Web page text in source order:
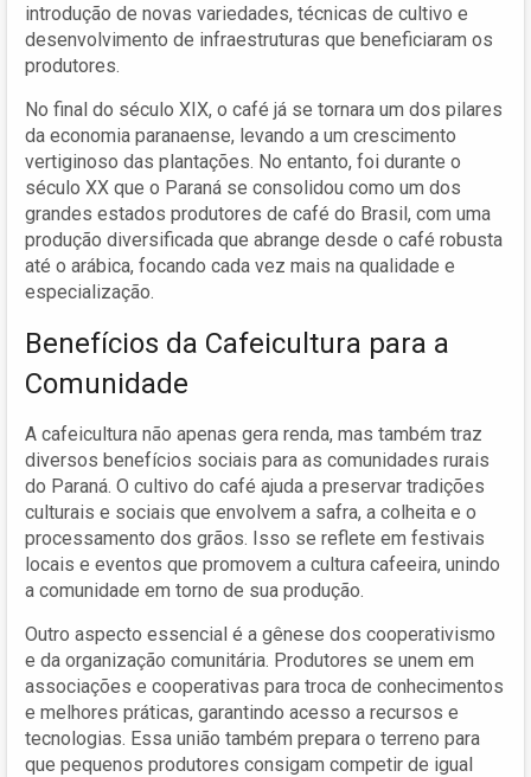
introdução de novas variedades, técnicas de cultivo e
desenvolvimento de infraestruturas que beneficiaram os
produtores.
No final do século XIX, o café já se tornara um dos pilares
da economia paranaense, levando a um crescimento
vertiginoso das plantações. No entanto, foi durante o
século XX que o Paraná se consolidou como um dos
grandes estados produtores de café do Brasil, com uma
produção diversificada que abrange desde o café robusta
até o arábica, focando cada vez mais na qualidade e
especialização.
Benefícios da Cafeicultura para a
Comunidade
A cafeicultura não apenas gera renda, mas também traz
diversos benefícios sociais para as comunidades rurais
do Paraná. O cultivo do café ajuda a preservar tradições
culturais e sociais que envolvem a safra, a colheita e o
processamento dos grãos. Isso se reflete em festivais
locais e eventos que promovem a cultura cafeeira, unindo
a comunidade em torno de sua produção.
Outro aspecto essencial é a gênese dos cooperativismo
e da organização comunitária. Produtores se unem em
associações e cooperativas para troca de conhecimentos
e melhores práticas, garantindo acesso a recursos e
tecnologias. Essa união também prepara o terreno para
que pequenos produtores consigam competir de igual